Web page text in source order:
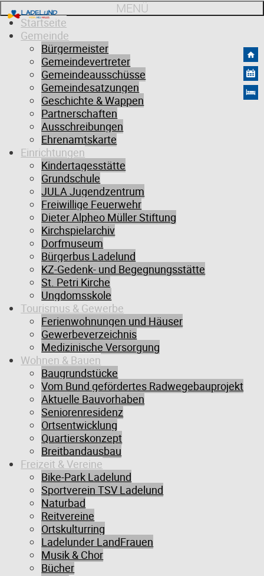
MENÜ
Startseite
Gemeinde
Bürgermeister
Gemeindevertreter
Gemeindeausschüsse
Gemeindesatzungen
Geschichte & Wappen
Partnerschaften
Ausschreibungen
Ehrenamtskarte
Einrichtungen
Kindertagesstätte
Grundschule
JULA Jugendzentrum
Freiwillige Feuerwehr
Dieter Alpheo Müller Stiftung
Kirchspielarchiv
Dorfmuseum
Bürgerbus Ladelund
KZ-Gedenk- und Begegnungsstätte
St. Petri Kirche
Ungdomsskole
Tourismus & Gewerbe
Ferienwohnungen und Häuser
Gewerbeverzeichnis
Medizinische Versorgung
Wohnen & Bauen
Baugrundstücke
Vom Bund gefördertes Radwegebauprojekt
Aktuelle Bauvorhaben
Seniorenresidenz
Ortsentwicklung
Quartierskonzept
Breitbandausbau
Freizeit & Vereine
Bike-Park Ladelund
Sportverein TSV Ladelund
Naturbad
Reitvereine
Ortskulturring
Ladelunder LandFrauen
Musik & Chor
Bücher
Aktuelles
19.02.2026
Gewinnverlosung
Ehrenamtskarte 2025
Die Gewinnverlosung unter den Inhabern der Ehrenamtskarte 2025
hat am 19. Februar im Marketingausschuss stattgefunden.
Folgende Gewinner wurden unter Ausschluss des Rechtweges per
Ziehung ermittelt:
Je einen Gutschein der Schlachterei Hansen über 30€:
Rainer Lund & Timo Christophersen
Je einen Edeka-Einkaufsgutschein über 20€:
Michael Neben, Jürgen Schulz & Leve Ertzinger
Herzlichen Glückwunsch den Gewinnern!